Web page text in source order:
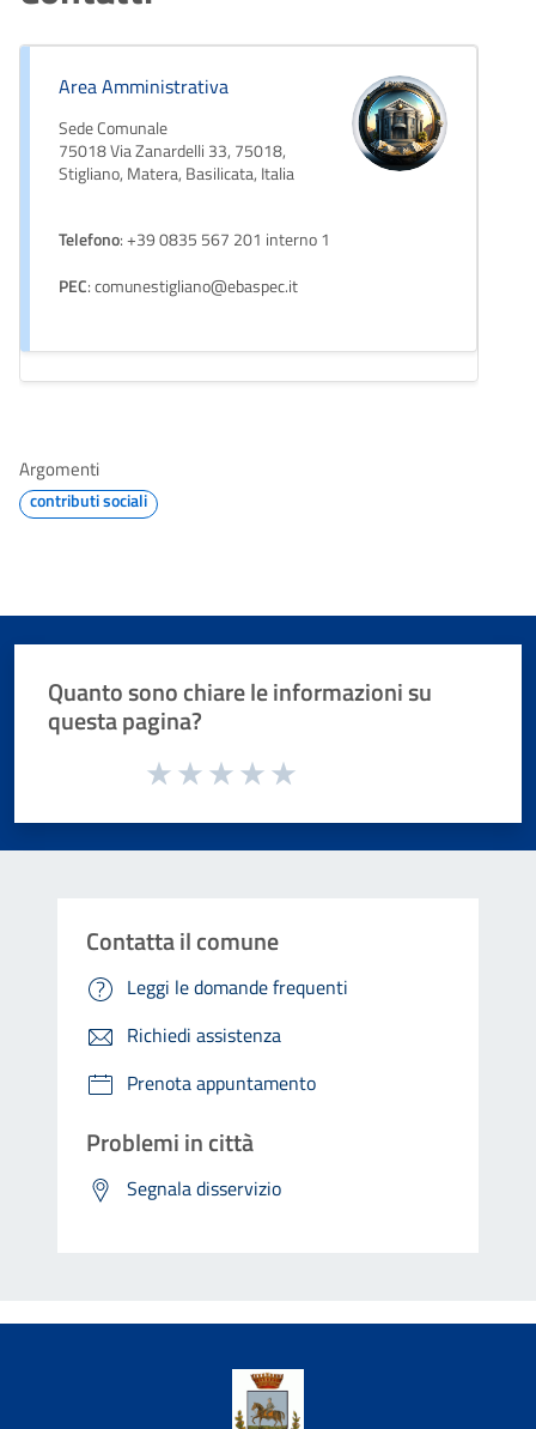
Area Amministrativa
Sede Comunale
75018 Via Zanardelli 33, 75018,
Stigliano, Matera, Basilicata, Italia
Telefono: +39 0835 567 201 interno 1
PEC: comunestigliano@ebaspec.it
Argomenti
contributi sociali
Quanto sono chiare le informazioni su
questa pagina?
Valuta da 1 a 5 stelle la pagina
Contatta il comune
Leggi le domande frequenti
Richiedi assistenza
Prenota appuntamento
Problemi in città
Segnala disservizio